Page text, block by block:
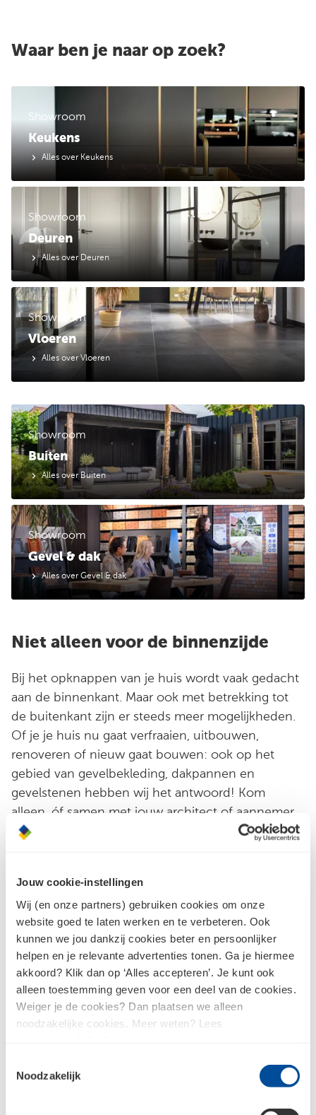
Jouw cookie-instellingen
Wij (en onze partners) gebruiken cookies om onze
website goed te laten werken en te verbeteren. Ook
kunnen we jou dankzij cookies beter en persoonlijker
helpen en je relevante advertenties tonen. Ga je hiermee
akkoord? Klik dan op ‘Alles accepteren’. Je kunt ook
alleen toestemming geven voor een deel van de cookies.
Weiger je de cookies? Dan plaatsen we alleen
noodzakelijke cookies. Meer weten? Lees
Noodzakelijk
Waar ben je naar op zoek?
Keukens
Showroom
Alles over Keukens
Deuren
Showroom
Alles over Deuren
Vloeren
Showroom
Alles over Vloeren
Buiten
Showroom
Alles over Buiten
Gevel & dak
Showroom
Alles over Gevel & dak
Niet alleen voor de binnenzijde
Bij het opknappen van je huis wordt vaak gedacht
aan de binnenkant. Maar ook met betrekking tot
de buitenkant zijn er steeds meer mogelijkheden.
Of je je huis nu gaat verfraaien, uitbouwen,
renoveren of nieuw gaat bouwen: ook op het
gebied van gevelbekleding, dakpannen en
gevelstenen hebben wij het antwoord! Kom
alleen, óf samen met jouw architect of aannemer
langs. Onze adviseurs helpen je graag.
Ontdek het gevel & dak assortiment
Persoonlijk advies
Met hun kennis, ervaring en passie begeleiden
onze experts je bij elke stap van het
selecteren van de juiste kleuren en materialen van
experts helpen je bij het maken van de juiste keuze.